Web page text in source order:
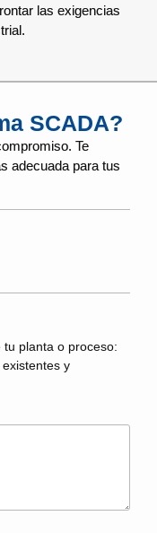
las exigencias
SCADA?
Te
adecuada para tus
planta o proceso:
y